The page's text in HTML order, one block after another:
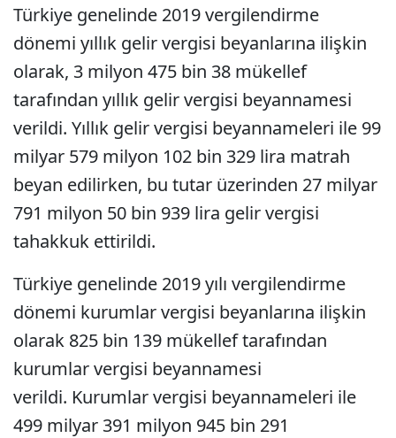
Türkiye genelinde 2019 vergilendirme
dönemi yıllık gelir vergisi beyanlarına ilişkin
olarak, 3 milyon 475 bin 38 mükellef
tarafından yıllık gelir vergisi beyannamesi
verildi. Yıllık gelir vergisi beyannameleri ile 99
milyar 579 milyon 102 bin 329 lira matrah
beyan edilirken, bu tutar üzerinden 27 milyar
791 milyon 50 bin 939 lira gelir vergisi
tahakkuk ettirildi.
Türkiye genelinde 2019 yılı vergilendirme
dönemi kurumlar vergisi beyanlarına ilişkin
olarak 825 bin 139 mükellef tarafından
kurumlar vergisi beyannamesi
verildi. Kurumlar vergisi beyannameleri ile
499 milyar 391 milyon 945 bin 291